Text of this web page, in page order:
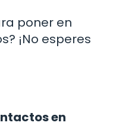
poner en
¡No esperes
en